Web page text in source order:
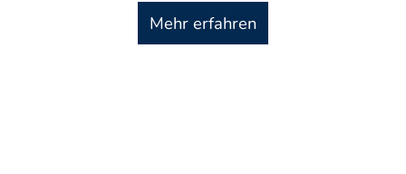
Mehr erfahren